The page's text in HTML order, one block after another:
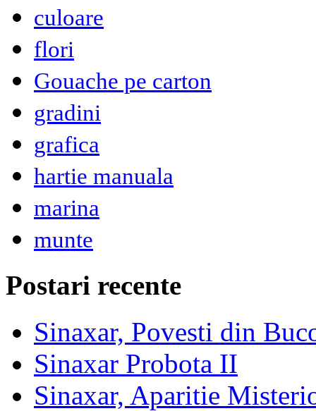
culoare
flori
Gouache pe carton
gradini
grafica
hartie manuala
marina
munte
Postari recente
Sinaxar, Povesti din
Sinaxar Probota II
Sinaxar, Aparitie